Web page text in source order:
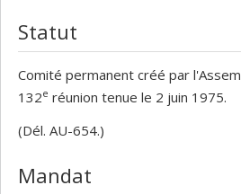
Statut
Comité permanent créé par
132e réunion tenue le 2 juin 1975.
(Dél. AU-654.)
Mandat